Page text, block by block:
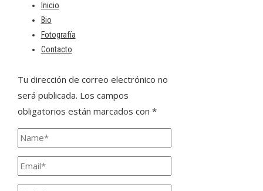
Inicio
Bio
Fotografía
Contacto
Deja una respuesta
Tu dirección de correo electrónico no
será publicada. Los campos
obligatorios están marcados con *